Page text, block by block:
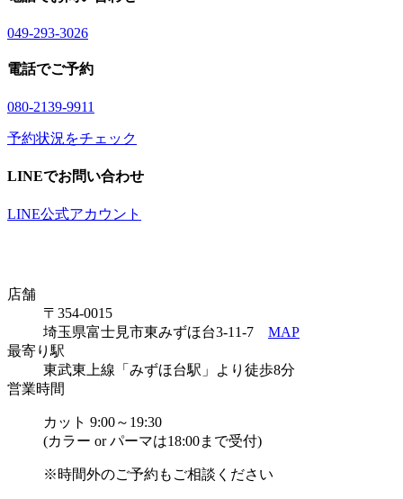
049-293-3026
電話でご予約
080-2139-9911
予約状況をチェック
LINEでお問い合わせ
LINE公式アカウント
店舗
〒354-0015
埼玉県富士見市東みずほ台3-11-7 MAP
最寄り駅
東武東上線「みずほ台駅」より徒歩8分
営業時間
カット 9:00～19:30
(カラー or パーマは18:00まで受付)
※時間外のご予約もご相談ください